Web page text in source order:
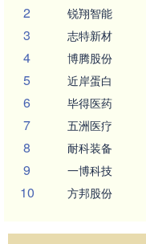
2 锐翔智能
3 志特新材
4 博腾股份
5 近岸蛋白
6 毕得医药
7 五洲医疗
8 耐科装备
9 一博科技
10 方邦股份